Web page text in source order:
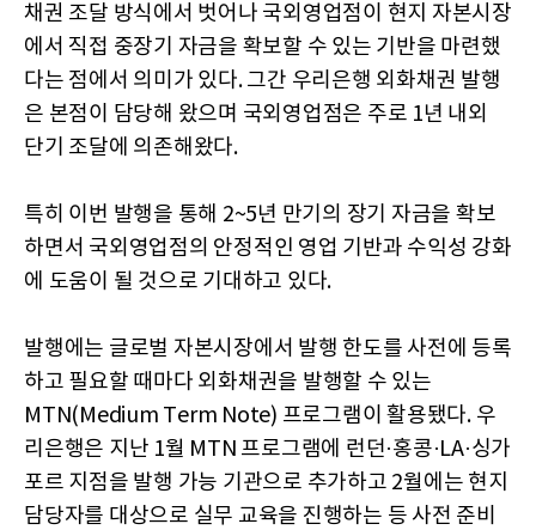
채권 조달 방식에서 벗어나 국외영업점이 현지 자본시장
에서 직접 중장기 자금을 확보할 수 있는 기반을 마련했
다는 점에서 의미가 있다. 그간 우리은행 외화채권 발행
은 본점이 담당해 왔으며 국외영업점은 주로 1년 내외
단기 조달에 의존해왔다.
특히 이번 발행을 통해 2~5년 만기의 장기 자금을 확보
하면서 국외영업점의 안정적인 영업 기반과 수익성 강화
에 도움이 될 것으로 기대하고 있다.
발행에는 글로벌 자본시장에서 발행 한도를 사전에 등록
하고 필요할 때마다 외화채권을 발행할 수 있는
MTN(Medium Term Note) 프로그램이 활용됐다. 우
리은행은 지난 1월 MTN 프로그램에 런던·홍콩·LA·싱가
포르 지점을 발행 가능 기관으로 추가하고 2월에는 현지
담당자를 대상으로 실무 교육을 진행하는 등 사전 준비